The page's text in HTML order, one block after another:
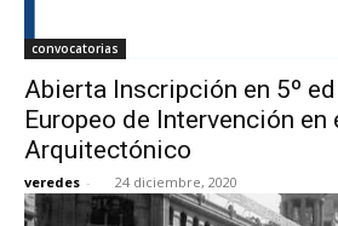
convocatorias
Abierta Inscripción en 5º
Europeo de Intervención
Arquitectónico
veredes - 24 diciembre, 2020